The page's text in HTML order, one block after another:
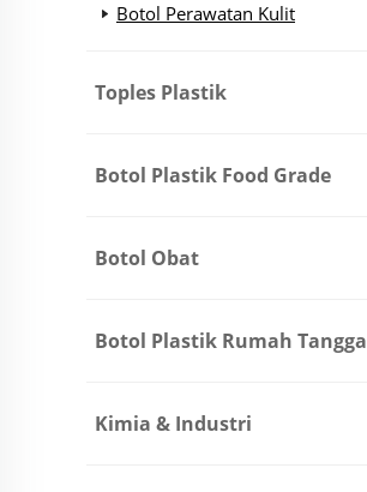
Botol Perawatan Kulit
Toples Plastik
Botol Plastik Food Grade
Botol Obat
Botol Plastik Rumah Tangga
Kimia & Industri